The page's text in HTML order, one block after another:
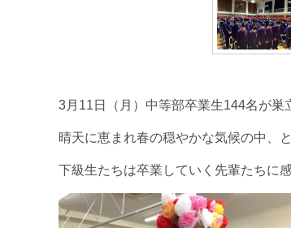
3月11日（月）中等部卒業生144名が巣
晴天に恵まれ春の穏やかな気候の中、
下級生たちは卒業していく先輩たちに